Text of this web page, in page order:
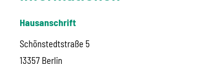
Hausanschrift
Schönstedtstraße 5
13357 Berlin